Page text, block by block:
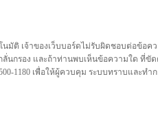
เจ้าของเว็บบอร์ดไม่รับผิดชอบต่อข้อคว
กรอง และถ้าท่านพบเห็นข้อความใด ที่ขั
1180 เพื่อให้ผู้ควบคุม ระบบทราบและท